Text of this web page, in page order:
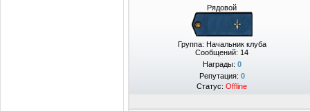
Рядовой
Группа: Начальник клуба
Сообщений: 14
Награды: 0
Репутация: 0
Статус: Offline